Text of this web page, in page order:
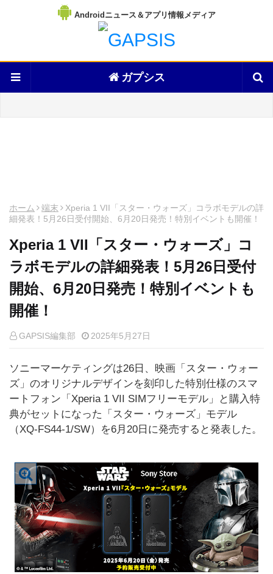
Androidニュース＆アプリ情報メディア
ガプシス
ホーム 端末
Xperia 1 VII「スター・ウォーズ」コラボモデルの詳
細発表！5月26日受付開始、6月20日発売！特別イベントも開催！
Xperia 1 VII「スター・ウォーズ」コ
ラボモデルの詳細発表！5月26日受付
開始、6月20日発売！特別イベントも
開催！
GAPSIS編集部 2025年5月27日
ソニーマーケティングは26日、映画「スター・ウォー
ズ」のオリジナルデザインを刻印した特別仕様のスマ
ートフォン「Xperia 1 VII SIMフリーモデル」と購入特
典がセットになった「スター・ウォーズ」モデル
（XQ-FS44-1/SW）を6月20日に発売すると発表した。